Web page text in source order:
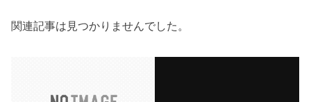
関連記事は見つかりませんでした。